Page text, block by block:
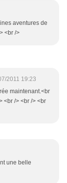
aventures de
<br />
2011 19:23
maintenant.<br
<br /> <br /> <br
une belle